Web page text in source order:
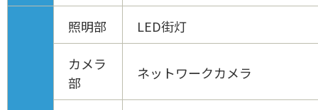
照明部 LED街灯
カメラ
部
ネットワークカメラ